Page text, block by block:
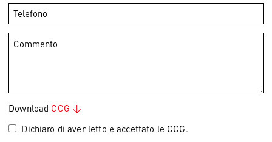
Download CCG
Dichiaro di aver letto e accettato le CCG.